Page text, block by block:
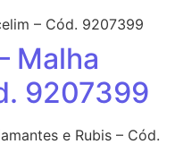
Malha
9207399